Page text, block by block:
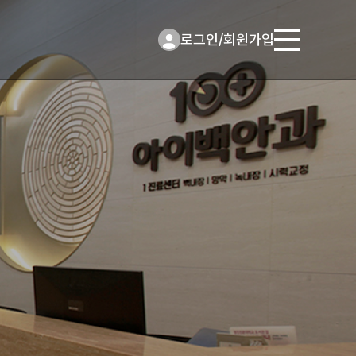
로그인/회원가입